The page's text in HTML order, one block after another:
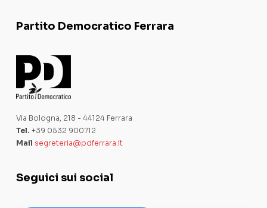
Partito Democratico Ferrara
Via Bologna, 218 - 44124 Ferrara
Tel. +39 0532 900712
Mail segreteria@pdferrara.it
Seguici sui social